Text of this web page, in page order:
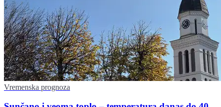
Vremenska prognoza